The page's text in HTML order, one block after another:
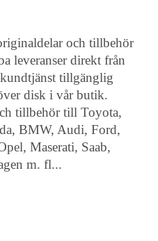
och tillbehör
leveranser direkt från
tillgänglig
disk i vår butik.
tillbehör till Toyota,
BMW, Audi, Ford,
Maserati, Saab,
m. fl...